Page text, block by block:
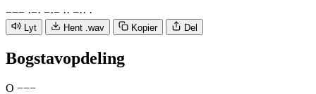
−−− ·−· −·− ·· −·· ·
Lyt Hent .wav Kopier Del
Bogstavopdeling
O −−−